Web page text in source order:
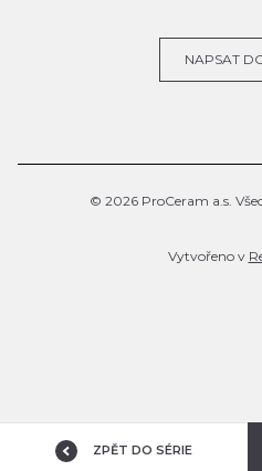
ZPĚT DO SÉRIE
NAPSAT
© 2026 ProCeram a.s.
Vytvořeno v